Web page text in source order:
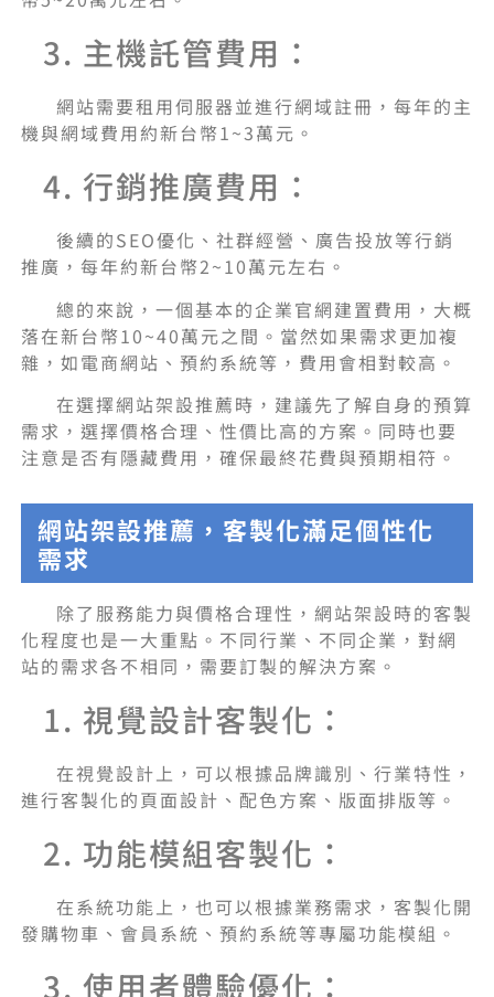
3. 主機託管費用：
網站需要租用伺服器並進行網域註冊，每年的主
機與網域費用約新台幣1~3萬元。
4. 行銷推廣費用：
後續的SEO優化、社群經營、廣告投放等行銷
推廣，每年約新台幣2~10萬元左右。
總的來說，一個基本的企業官網建置費用，大概
落在新台幣10~40萬元之間。當然如果需求更加複
雜，如電商網站、預約系統等，費用會相對較高。
在選擇網站架設推薦時，建議先了解自身的預算
需求，選擇價格合理、性價比高的方案。同時也要
注意是否有隱藏費用，確保最終花費與預期相符。
網站架設推薦，客製化滿足個性化
需求
除了服務能力與價格合理性，網站架設時的客製
化程度也是一大重點。不同行業、不同企業，對網
站的需求各不相同，需要訂製的解決方案。
1. 視覺設計客製化：
在視覺設計上，可以根據品牌識別、行業特性，
進行客製化的頁面設計、配色方案、版面排版等。
2. 功能模組客製化：
在系統功能上，也可以根據業務需求，客製化開
發購物車、會員系統、預約系統等專屬功能模組。
3. 使用者體驗優化：